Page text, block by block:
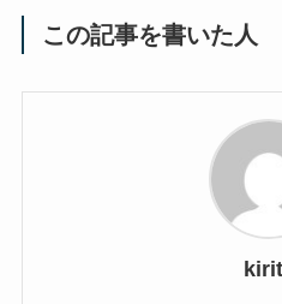
この記事を書いた人